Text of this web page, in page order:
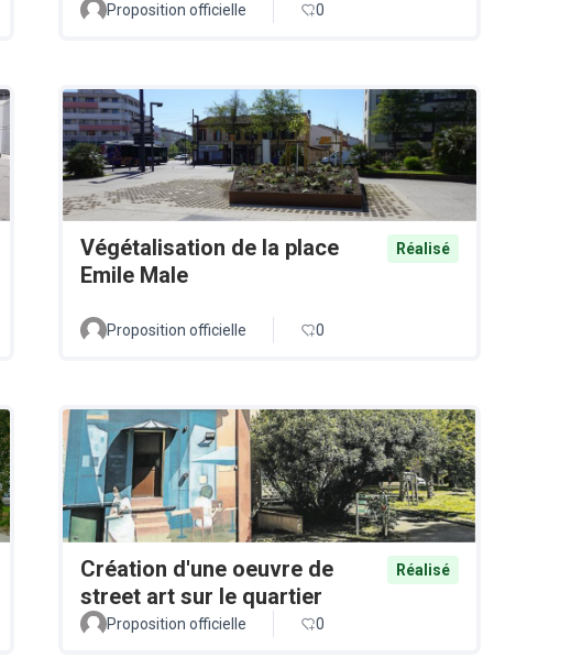
Proposition officielle 0
Végétalisation de la place
Emile Male
Réalisé
Proposition officielle 0
Création d'une oeuvre de
street art sur le quartier
Réalisé
Proposition officielle 0